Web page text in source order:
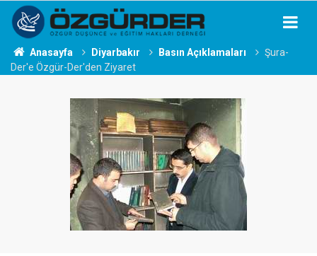
Anasayfa Diyarbakır Basın Açıklamaları
Şura-
Der'e Özgür-Der'den Ziyaret